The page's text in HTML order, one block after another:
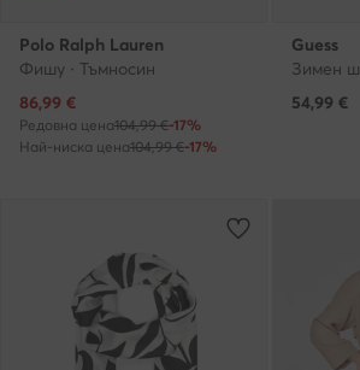
Polo Ralph Lauren
Фишу · Тъмносин
Актуална цена
86,99 €
Редовна цена104,99 €-17%
Най-ниска цена104,99 €-17%
Guess
Зимен
54,99 €